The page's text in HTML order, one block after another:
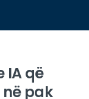
IA që
pak